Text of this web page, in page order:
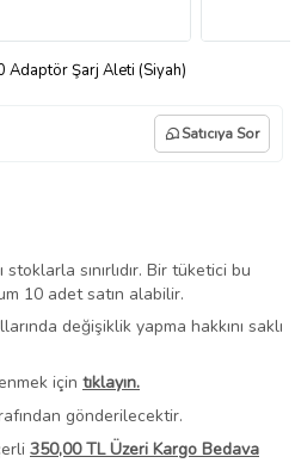
Adaptör Şarj Aleti (Siyah)
Satıcıya Sor
sınırlıdır. Bir tüketici bu
10 adet satın alabilir.
değişiklik yapma hakkını saklı
için tıklayın.
gönderilecektir.
350,00 TL Üzeri Kargo Bedava